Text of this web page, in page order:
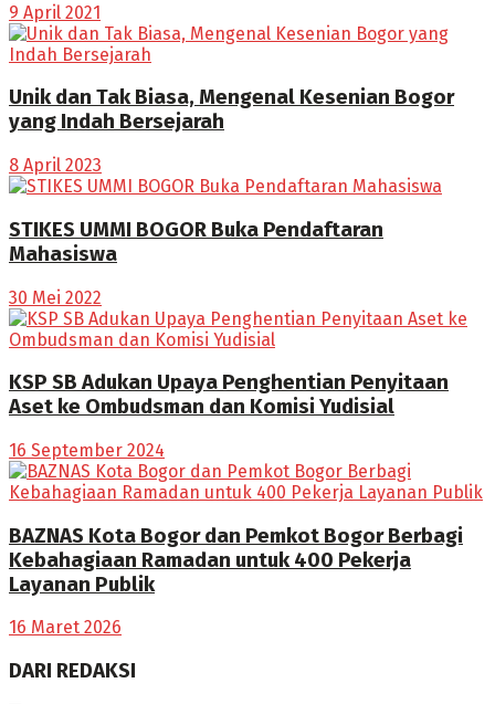
9 April 2021
Unik dan Tak Biasa, Mengenal Kesenian Bogor
yang Indah Bersejarah
8 April 2023
STIKES UMMI BOGOR Buka Pendaftaran
Mahasiswa
30 Mei 2022
KSP SB Adukan Upaya Penghentian Penyitaan
Aset ke Ombudsman dan Komisi Yudisial
16 September 2024
BAZNAS Kota Bogor dan Pemkot Bogor Berbagi
Kebahagiaan Ramadan untuk 400 Pekerja
Layanan Publik
16 Maret 2026
DARI REDAKSI